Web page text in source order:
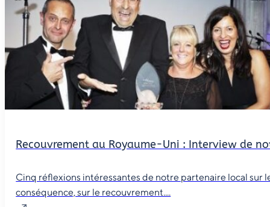
Recouvrement au Royaume-Uni : Interview de
Cinq réflexions intéressantes de notre partenaire local sur
conséquence, sur le recouvrement....